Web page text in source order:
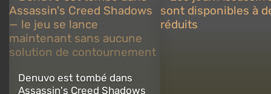
Denuvo est tombé dans
Assassin's Creed Shadows